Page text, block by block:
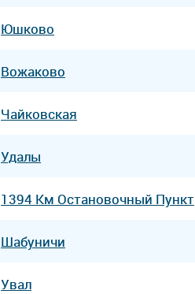
Юшково
Вожаково
Чайковская
Удалы
1394 Км Остановочный Пункт
Шабуничи
Увал